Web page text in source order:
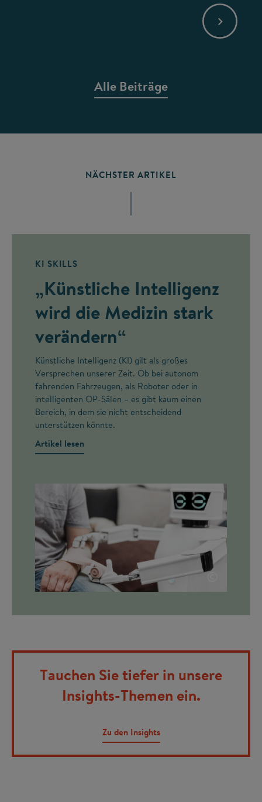
Alle Beiträge
NÄCHSTER ARTIKEL
KI SKILLS
„Künstliche Intelligenz
wird die Medizin stark
verändern“
Künstliche Intelligenz (KI) gilt als großes
Versprechen unserer Zeit. Ob bei autonom
fahrenden Fahrzeugen, als Roboter oder in
intelligenten OP-Sälen – es gibt kaum einen
Bereich, in dem sie nicht entscheidend
unterstützen könnte.
Artikel lesen
©
Tauchen Sie tiefer in unsere
Insights-Themen ein.
Zu den Insights